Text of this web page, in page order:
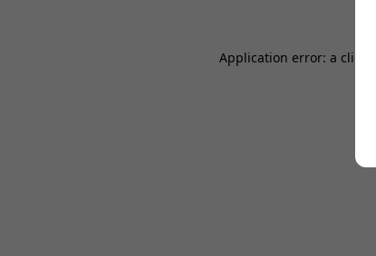
Application error: a client